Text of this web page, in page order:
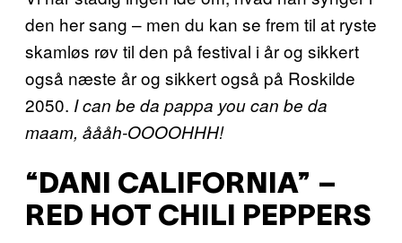
den her sang – men du kan se frem til at ryste
skamløs røv til den på festival i år og sikkert
også næste år og sikkert også på Roskilde
2050. I can be da pappa you can be da
maam, åååh-OOOOHHH!
“DANI CALIFORNIA” –
RED HOT CHILI PEPPERS